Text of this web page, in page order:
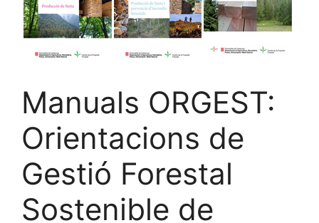
Manuals ORGEST:
Orientacions de
Gestió Forestal
Sostenible de